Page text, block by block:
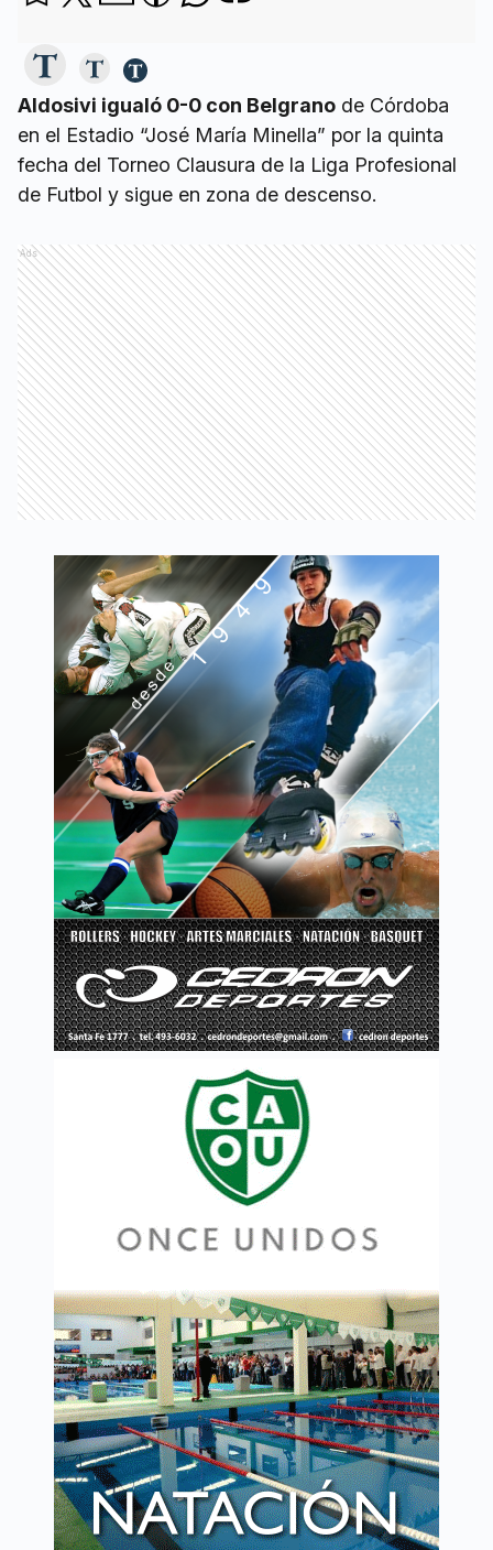
Aldosivi igualó 0-0 con Belgrano de Córdoba
en el Estadio “José María Minella” por la quinta
fecha del Torneo Clausura de la Liga Profesional
de Futbol y sigue en zona de descenso.
Ads